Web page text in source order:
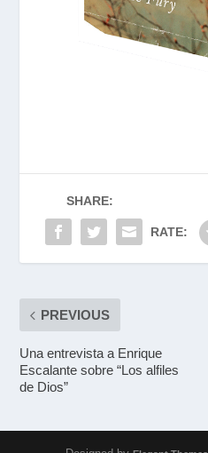
SHARE:
RATE:
PREVIOUS
Una entrevista a Enrique
Escalante sobre “Los alfiles
de Dios”